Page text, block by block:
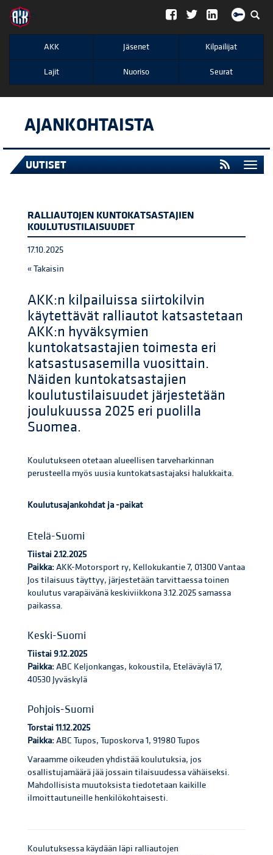
";
AKK Jäsenet Kilpailijat
Lajit Nuoriso Seurat
AJANKOHTAISTA
UUTISET
RALLIAUTOJEN KUNTOKATSASTAJIEN
KOULUTUSTILAISUUDET
17.10.2025
« Takaisin
AKK:n kilpailuissa siirtokilvin
käytettävät ralliautot katsastetaan
AKK:n hyväksymien
kuntokatsastajien toimesta eri
katsastusasemilla vuosittain.
Näiden kuntokatsastajien
koulutustilaisuudet järjestetään
joulukuussa 2025 eri puolilla
Suomea.
Koulutukseen otetaan alueellisen tarveharkinnan
perusteella myös uusia kuntokatsastajaksi halukkaita.
Koulutusajankohdat ja -paikat
Etelä-Suomi
Tiistai 2.12.2025
Paikka:AKK-Motorsport ry, Kellokukantie 7, 01300 Vantaa
Jos tilaisuus täyttyy, järjestetään tarvittaessa toinen
koulutus varapäivänä keskiviikkona 3.12.2025 samassa
paikassa.
Keski-Suomi
Tiistai 9.12.2025
Paikka:ABC Keljonkangas, kokoustila, Eteläväylä 17,
40530 Jyväskylä
Pohjois-Suomi
Torstai 11.12.2025
Paikka:ABC Tupos, Tuposkorva 1, 91980 Tupos
Varaamme oikeuden yhdistää koulutuksia, jos
osallistujamäärä jää jossain tilaisuudessa vähäiseksi.
Mahdollisista muutoksista tiedotetaan kaikille
ilmoittautuneille henkilökohtaisesti.
Koulutuksessa käydään läpi ralliautojen